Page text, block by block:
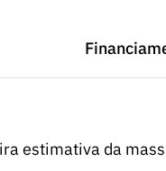
estimativa da